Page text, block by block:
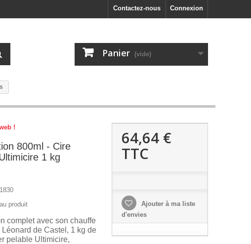
Connexion
Contactez-nous
Panier (vide)
!
800ml - Cire
1 kg
1830
produit
complet avec son chauffe
Léonard de Castel, 1 kg de
pelable Ultimicire,
64,64 €
TTC
Ajouter à ma liste
d'envies